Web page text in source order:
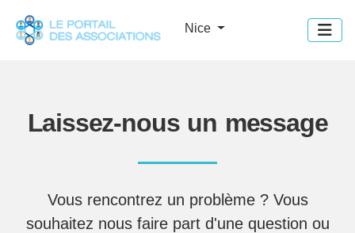
Nice
Laissez-nous un message
Vous rencontrez un problème ? Vous
souhaitez nous faire part d'une question ou